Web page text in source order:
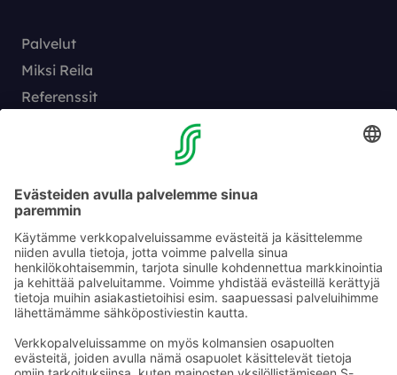
Palvelut
Miksi Reila
Referenssit
Vaihde:010 76 81005
Hälytys 24/7:
myynti@reila.fi
Fleminginkatu 34, 00510 Helsinki
Myynnin yhteystiedot
Pyydä tarjous